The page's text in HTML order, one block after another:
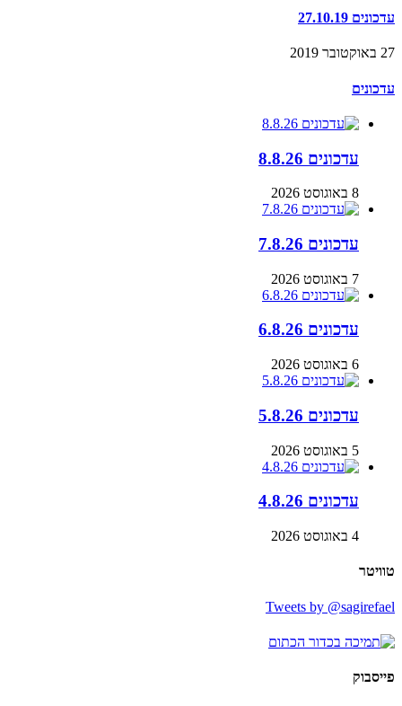
עדכונים 27.10.19
27 באוקטובר 2019
עדכונים
עדכונים 8.8.26
8 באוגוסט 2026
עדכונים 7.8.26
7 באוגוסט 2026
עדכונים 6.8.26
6 באוגוסט 2026
עדכונים 5.8.26
5 באוגוסט 2026
עדכונים 4.8.26
4 באוגוסט 2026
טוויטר
Tweets by @sagirefael
פייסבוק